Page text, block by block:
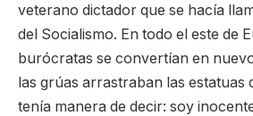
veterano dictador que se hacía
del Socialismo. En todo el este de
burócratas se convertían en
las grúas arrastraban las estatuas
tenía manera de decir: soy